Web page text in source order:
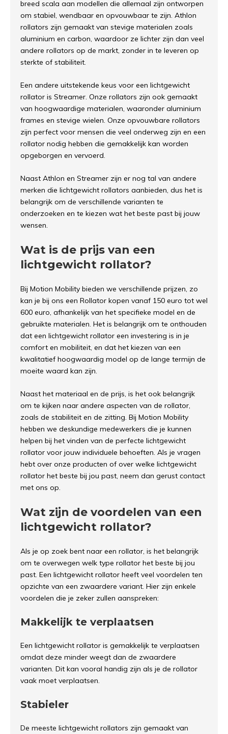
breed scala aan modellen die allemaal zijn ontworpen
om stabiel, wendbaar en opvouwbaar te zijn. Athlon
rollators zijn gemaakt van stevige materialen zoals
aluminium en carbon, waardoor ze lichter zijn dan veel
andere rollators op de markt, zonder in te leveren op
sterkte of stabiliteit.
Een andere uitstekende keus voor een lichtgewicht
rollator is Streamer. Onze rollators zijn ook gemaakt
van hoogwaardige materialen, waaronder aluminium
frames en stevige wielen. Onze opvouwbare rollators
zijn perfect voor mensen die veel onderweg zijn en een
rollator nodig hebben die gemakkelijk kan worden
opgeborgen en vervoerd.
Naast Athlon en Streamer zijn er nog tal van andere
merken die lichtgewicht rollators aanbieden, dus het is
belangrijk om de verschillende varianten te
onderzoeken en te kiezen wat het beste past bij jouw
wensen.
Wat is de prijs van een
lichtgewicht rollator?
Bij Motion Mobility bieden we verschillende prijzen, zo
kan je bij ons een Rollator kopen vanaf 150 euro tot wel
600 euro, afhankelijk van het specifieke model en de
gebruikte materialen. Het is belangrijk om te onthouden
dat een lichtgewicht rollator een investering is in je
comfort en mobiliteit, en dat het kiezen van een
kwalitatief hoogwaardig model op de lange termijn de
moeite waard kan zijn.
Naast het materiaal en de prijs, is het ook belangrijk
om te kijken naar andere aspecten van de rollator,
zoals de stabiliteit en de zitting. Bij Motion Mobility
hebben we deskundige medewerkers die je kunnen
helpen bij het vinden van de perfecte lichtgewicht
rollator voor jouw individuele behoeften. Als je vragen
hebt over onze producten of over welke lichtgewicht
rollator het beste bij jou past, neem dan gerust contact
met ons op.
Wat zijn de voordelen van een
lichtgewicht rollator?
Als je op zoek bent naar een rollator, is het belangrijk
om te overwegen welk type rollator het beste bij jou
past. Een lichtgewicht rollator heeft veel voordelen ten
opzichte van een zwaardere variant. Hier zijn enkele
voordelen die je zeker zullen aanspreken:
Makkelijk te verplaatsen
Een lichtgewicht rollator is gemakkelijk te verplaatsen
omdat deze minder weegt dan de zwaardere
varianten. Dit kan vooral handig zijn als je de rollator
vaak moet verplaatsen.
Stabieler
De meeste lichtgewicht rollators zijn gemaakt van